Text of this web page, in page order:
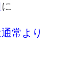
に
常より